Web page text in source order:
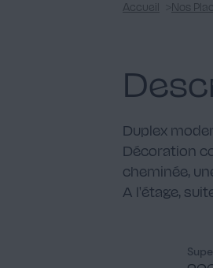
Accueil Nos
Duplex
Décoration
cheminée,
A l'étage,